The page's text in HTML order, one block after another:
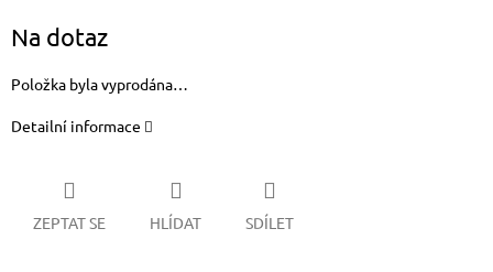
cena:
Na dotaz
Položka byla vyprodána…
Detailní informace
ZEPTAT SE HLÍDAT SDÍLET